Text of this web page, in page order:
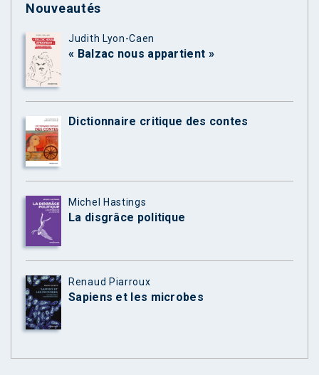
Nouveautés
Judith Lyon-Caen
« Balzac nous appartient »
Dictionnaire critique des contes
Michel Hastings
La disgrâce politique
Renaud Piarroux
Sapiens et les microbes